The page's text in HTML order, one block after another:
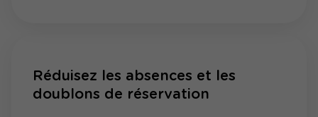
Réduisez les absences et les
doublons de réservation